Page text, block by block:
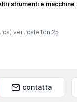
strumenti e macchine
verticale ton 25
contatta